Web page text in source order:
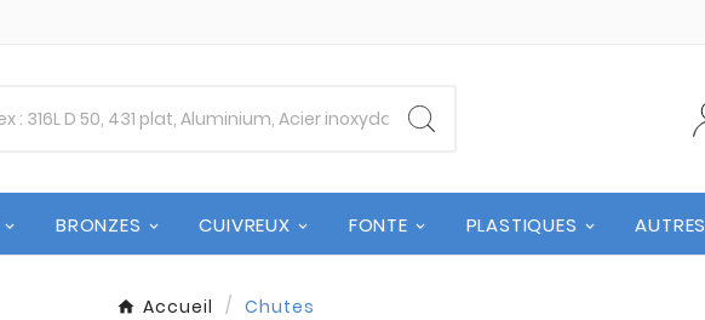
BRONZES CUIVREUX FONTE PLASTIQUES AUTRES
Accueil Chutes